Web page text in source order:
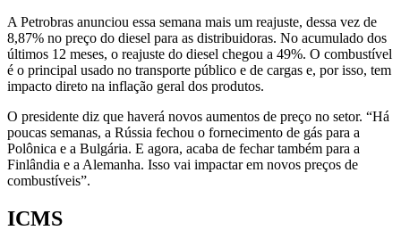
A Petrobras anunciou essa semana mais um reajuste, dessa vez de
8,87% no preço do diesel para as distribuidoras. No acumulado dos
últimos 12 meses, o reajuste do diesel chegou a 49%. O combustível
é o principal usado no transporte público e de cargas e, por isso, tem
impacto direto na inflação geral dos produtos.
O presidente diz que haverá novos aumentos de preço no setor. “Há
poucas semanas, a Rússia fechou o fornecimento de gás para a
Polônica e a Bulgária. E agora, acaba de fechar também para a
Finlândia e a Alemanha. Isso vai impactar em novos preços de
combustíveis”.
ICMS